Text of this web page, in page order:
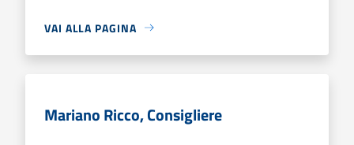
VAI ALLA PAGINA
Mariano Ricco, Consigliere